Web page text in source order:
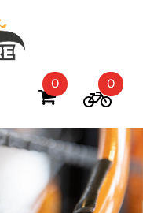
0 0